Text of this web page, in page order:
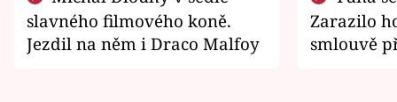
slavného filmového koně.
Jezdil na něm i Draco Malfoy
Zarazilo
smlouvě